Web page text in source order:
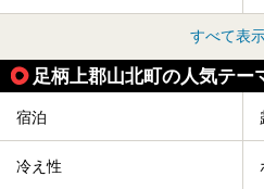
すべて表
足柄上郡山北町の人気テー
宿泊
冷え性